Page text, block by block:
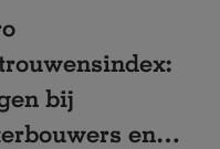
bij
en